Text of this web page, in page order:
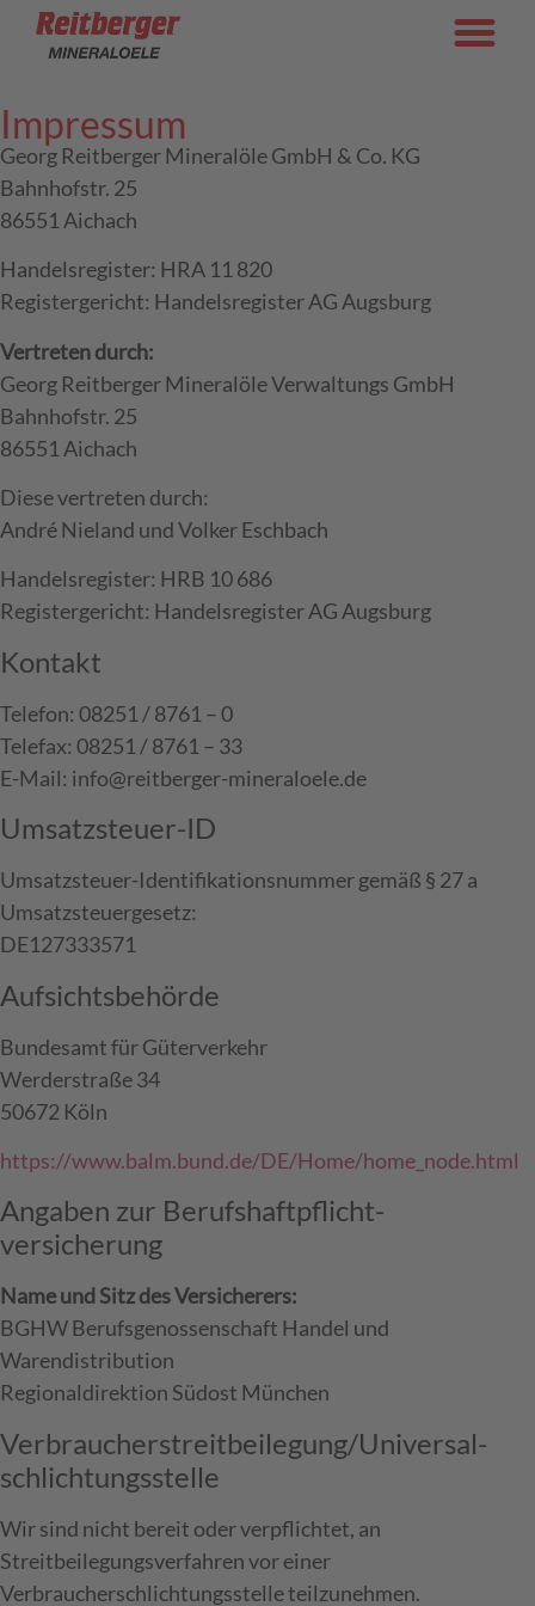
Impressum
Georg Reitberger Mineralöle GmbH & Co. KG
Bahnhofstr. 25
86551 Aichach
Handelsregister: HRA 11 820
Registergericht: Handelsregister AG Augsburg
Vertreten durch:
Georg Reitberger Mineralöle Verwaltungs GmbH
Bahnhofstr. 25
86551 Aichach
Diese vertreten durch:
André Nieland und Volker Eschbach
Handelsregister: HRB 10 686
Registergericht: Handelsregister AG Augsburg
Kontakt
Telefon: 08251 / 8761 – 0
Telefax: 08251 / 8761 – 33
E-Mail: info@reitberger-mineraloele.de
Umsatzsteuer-ID
Umsatzsteuer-Identifikationsnummer gemäß § 27 a
Umsatzsteuergesetz:
DE127333571
Aufsichtsbehörde
Bundesamt für Güterverkehr
Werderstraße 34
50672 Köln
https://www.balm.bund.de/DE/Home/home_node.html
Angaben zur Berufs­haftpflicht­
versicherung
Name und Sitz des Versicherers:
BGHW Berufsgenossenschaft Handel und
Warendistribution
Regionaldirektion Südost München
Verbraucher­streit­beilegung/Universal­
schlichtungs­stelle
Wir sind nicht bereit oder verpflichtet, an
Streitbeilegungsverfahren vor einer
Verbraucherschlichtungsstelle teilzunehmen.